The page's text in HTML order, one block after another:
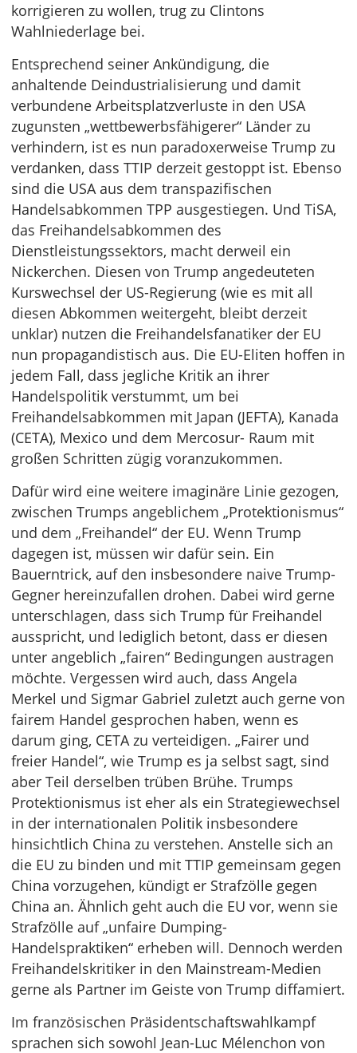
korrigieren zu wollen, trug zu Clintons
Wahlniederlage bei.
Entsprechend seiner Ankündigung, die
anhaltende Deindustrialisierung und damit
verbundene Arbeitsplatzverluste in den USA
zugunsten „wettbewerbsfähigerer“ Länder zu
verhindern, ist es nun paradoxerweise Trump zu
verdanken, dass TTIP derzeit gestoppt ist. Ebenso
sind die USA aus dem transpazifischen
Handelsabkommen TPP ausgestiegen. Und TiSA,
das Freihandelsabkommen des
Dienstleistungssektors, macht derweil ein
Nickerchen. Diesen von Trump angedeuteten
Kurswechsel der US-Regierung (wie es mit all
diesen Abkommen weitergeht, bleibt derzeit
unklar) nutzen die Freihandelsfanatiker der EU
nun propagandistisch aus. Die EU-Eliten hoffen in
jedem Fall, dass jegliche Kritik an ihrer
Handelspolitik verstummt, um bei
Freihandelsabkommen mit Japan (JEFTA), Kanada
(CETA), Mexico und dem Mercosur- Raum mit
großen Schritten zügig voranzukommen.
Dafür wird eine weitere imaginäre Linie gezogen,
zwischen Trumps angeblichem „Protektionismus“
und dem „Freihandel“ der EU. Wenn Trump
dagegen ist, müssen wir dafür sein. Ein
Bauerntrick, auf den insbesondere naive Trump-
Gegner hereinzufallen drohen. Dabei wird gerne
unterschlagen, dass sich Trump für Freihandel
ausspricht, und lediglich betont, dass er diesen
unter angeblich „fairen“ Bedingungen austragen
möchte. Vergessen wird auch, dass Angela
Merkel und Sigmar Gabriel zuletzt auch gerne von
fairem Handel gesprochen haben, wenn es
darum ging, CETA zu verteidigen. „Fairer und
freier Handel“, wie Trump es ja selbst sagt, sind
aber Teil derselben trüben Brühe. Trumps
Protektionismus ist eher als ein Strategiewechsel
in der internationalen Politik insbesondere
hinsichtlich China zu verstehen. Anstelle sich an
die EU zu binden und mit TTIP gemeinsam gegen
China vorzugehen, kündigt er Strafzölle gegen
China an. Ähnlich geht auch die EU vor, wenn sie
Strafzölle auf „unfaire Dumping-
Handelspraktiken“ erheben will. Dennoch werden
Freihandelskritiker in den Mainstream-Medien
gerne als Partner im Geiste von Trump diffamiert.
Im französischen Präsidentschaftswahlkampf
sprachen sich sowohl Jean-Luc Mélenchon von